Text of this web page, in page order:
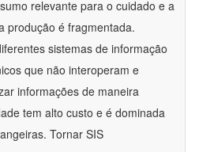
relevante para o cuidado e a
produção é fragmentada.
sistemas de informação
que não interoperam e
informações de maneira
tem alto custo e é dominada
Tornar SIS